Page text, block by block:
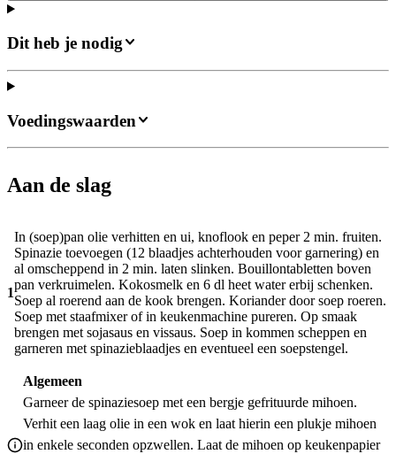
Dit heb je nodig
Aan de slag
1
In (soep)pan olie verhitten en ui, knoflook en peper 2 min. fruiten.
Spinazie toevoegen (12 blaadjes achterhouden voor garnering) en
al omscheppend in 2 min. laten slinken. Bouillontabletten boven
pan verkruimelen. Kokosmelk en 6 dl heet water erbij schenken.
Soep al roerend aan de kook brengen. Koriander door soep roeren.
Soep met staafmixer of in keukenmachine pureren. Op smaak
brengen met sojasaus en vissaus. Soep in kommen scheppen en
garneren met spinazieblaadjes en eventueel een soepstengel.
Algemeen
Garneer de spinaziesoep met een bergje gefrituurde mihoen.
Verhit een laag olie in een wok en laat hierin een plukje mihoen
in enkele seconden opzwellen. Laat de mihoen op keukenpapier
Voedingswaarden